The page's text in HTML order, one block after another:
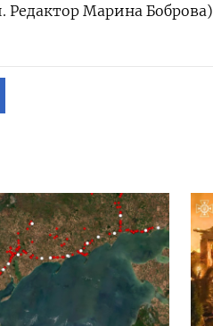
Редактор Марина Боброва)